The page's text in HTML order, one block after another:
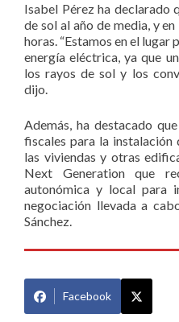
Isabel Pérez ha declarado
de sol al año de media, y
horas. “Estamos en el
energía eléctrica, ya que
los rayos de sol y los
dijo.
Además, ha destacado
fiscales para la
las viviendas y otras
Next Generation que
autonómica y local para
negociación llevada a
Sánchez.
Facebook